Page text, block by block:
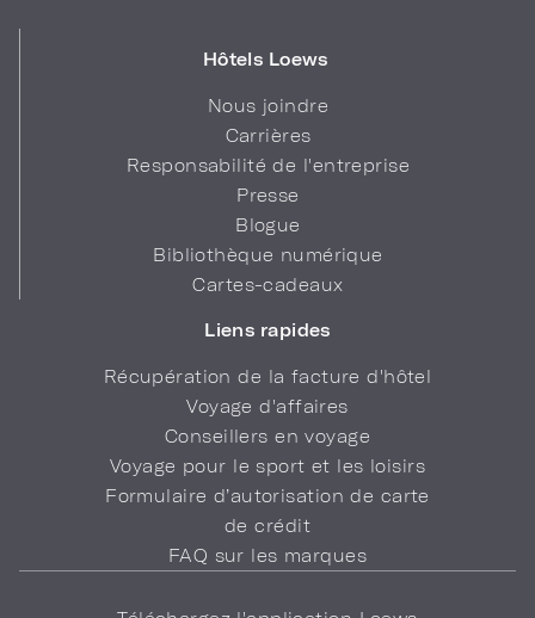
Hôtels Loews
Nous joindre
Carrières
Responsabilité de l'entreprise
Presse
Blogue
Bibliothèque numérique
Cartes-cadeaux
Liens rapides
Récupération de la facture d'hôtel
Voyage d'affaires
Conseillers en voyage
Voyage pour le sport et les loisirs
Formulaire d’autorisation de carte
de crédit
FAQ sur les marques